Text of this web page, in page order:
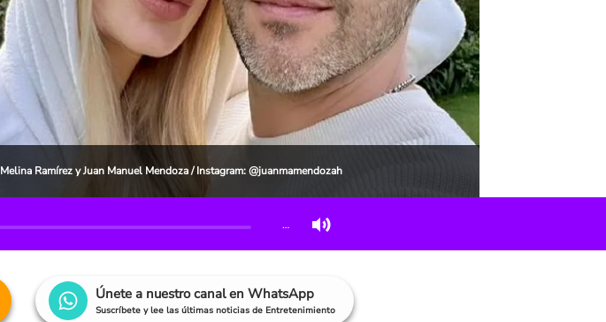
Melina Ramírez y Juan Manuel Mendoza / Instagram: @juanmamendozah
…
Únete a nuestro canal en WhatsApp
Suscríbete y lee las últimas noticias de Entretenimiento